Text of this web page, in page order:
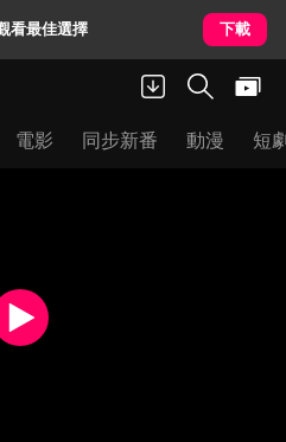
看最佳選擇 下載
電影 同步新番 動漫 短